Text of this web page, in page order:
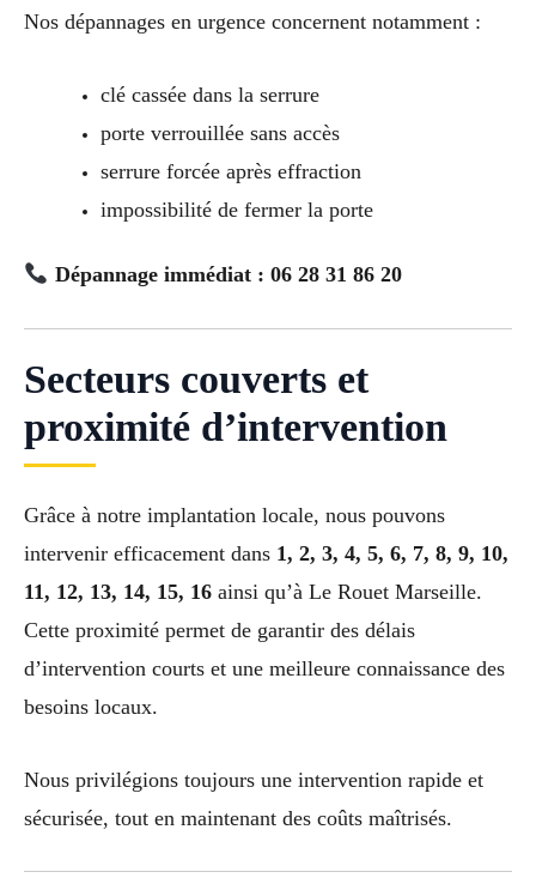
Nos dépannages en urgence concernent notamment :
clé cassée dans la serrure
porte verrouillée sans accès
serrure forcée après effraction
impossibilité de fermer la porte
Dépannage immédiat : 06 28 31 86 20
Secteurs couverts et
proximité d’intervention
Grâce à notre implantation locale, nous pouvons
intervenir efficacement dans 1, 2, 3, 4, 5, 6, 7, 8, 9, 10,
11, 12, 13, 14, 15, 16 ainsi qu’à Le Rouet Marseille.
Cette proximité permet de garantir des délais
d’intervention courts et une meilleure connaissance des
besoins locaux.
Nous privilégions toujours une intervention rapide et
sécurisée, tout en maintenant des coûts maîtrisés.